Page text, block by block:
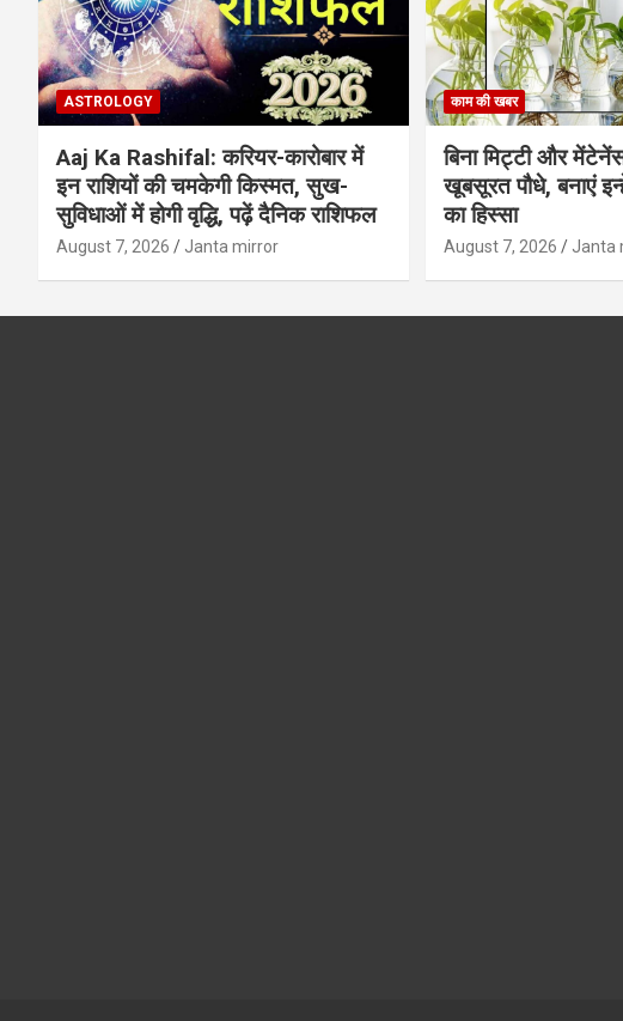
ASTROLOGY
Aaj Ka Rashifal: करियर-कारोबार में
इन राशियों की चमकेगी किस्मत, सुख-
सुविधाओं में होगी वृद्धि, पढ़ें दैनिक राशिफल
August 7, 2026 Janta mirror
काम की खबर
बिना मिट्टी और
खूबसूरत पौधे, बनाएं
का हिस्‍सा
August 7, 2026 Janta